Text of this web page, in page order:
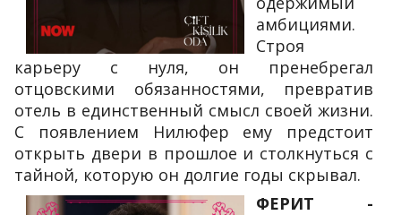
амбициями.
Строя
карьеру с нуля, он пренебрегал
отцовскими обязанностями, превратив
отель в единственный смысл своей жизни.
С появлением Нилюфер ему предстоит
открыть двери в прошлое и столкнуться с
тайной, которую он долгие годы скрывал.
ФЕРИТ -